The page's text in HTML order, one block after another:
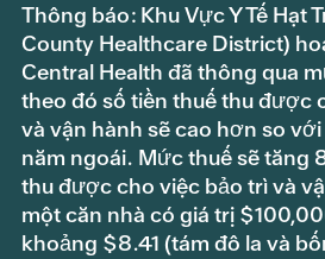
Thông báo: Khu Vực Y Tế Hạt
County Healthcare District)
Central Health đã thông qua
theo đó số tiền thuế thu được
và vận hành sẽ cao hơn so
năm ngoái. Mức thuế sẽ tăng
thu được cho việc bảo trì và
một căn nhà có giá trị
khoảng $8.41 (tám đô la và